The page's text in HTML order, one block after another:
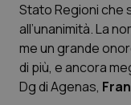
Studi e Analisi
Lettere al
Edizioni
Stato Regioni che
all’unanimità. La
me un grande
di più, e ancora
Dg di Agenas,